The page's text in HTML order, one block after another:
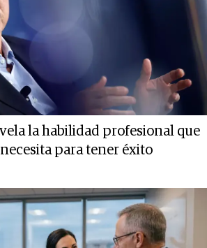
la habilidad profesional que
para tener éxito